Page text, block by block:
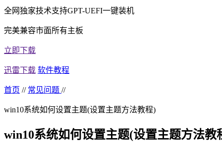
全网独家技术支持GPT-UEFI一键装机
完美兼容市面所有主板
立即下载
迅雷下载 软件教程
首页 // 常见问题 //
win10系统如何设置主题(设置主题方法教程)
win10系统如何设置主题(设置主题方法教